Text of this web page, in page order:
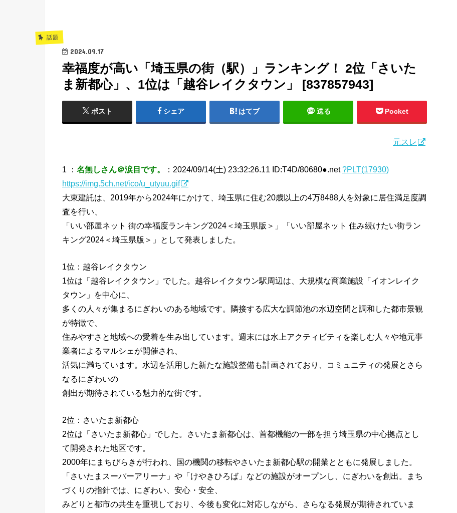
話題
2024.09.17
幸福度が高い「埼玉県の街（駅）」ランキング！ 2位「さいた
ま新都心」、1位は「越谷レイクタウン」 [837857943]
ポスト シェア はてブ 送る Pocket
元スレ
1 ： 名無しさん＠涙目です。 ：2024/09/14(土) 23:32:26.11 ID:T4D/80680●.net?PLT(17930)
https://img.5ch.net/ico/u_utyuu.gif
大東建託は、2019年から2024年にかけて、埼玉県に住む20歳以上の4万8488人を対象に居住満足度調
査を行い、
「いい部屋ネット 街の幸福度ランキング2024＜埼玉県版＞」「いい部屋ネット 住み続けたい街ラン
キング2024＜埼玉県版＞」として発表しました。
1位：越谷レイクタウン
1位は「越谷レイクタウン」でした。越谷レイクタウン駅周辺は、大規模な商業施設「イオンレイク
タウン」を中心に、
多くの人々が集まるにぎわいのある地域です。隣接する広大な調節池の水辺空間と調和した都市景観
が特徴で、
住みやすさと地域への愛着を生み出しています。週末には水上アクティビティを楽しむ人々や地元事
業者によるマルシェが開催され、
活気に満ちています。水辺を活用した新たな施設整備も計画されており、コミュニティの発展とさら
なるにぎわいの
創出が期待されている魅力的な街です。
2位：さいたま新都心
2位は「さいたま新都心」でした。さいたま新都心は、首都機能の一部を担う埼玉県の中心拠点とし
て開発された地区です。
2000年にまちびらきが行われ、国の機関の移転やさいたま新都心駅の開業とともに発展しました。
「さいたまスーパーアリーナ」や「けやきひろば」などの施設がオープンし、にぎわいを創出。まち
づくりの指針では、にぎわい、安心・安全、
みどりと都市の共生を重視しており、今後も変化に対応しながら、さらなる発展が期待されていま